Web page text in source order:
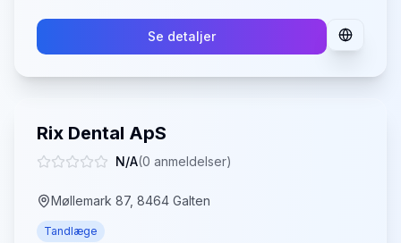
Se detaljer
Rix Dental ApS
N/A(0 anmeldelser)
Møllemark 87, 8464 Galten
Tandlæge